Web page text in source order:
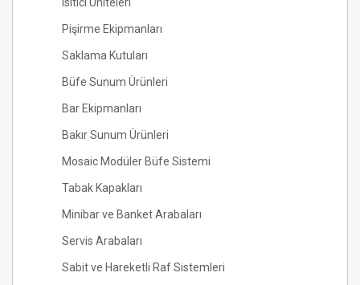
Isıtıcı Üniteleri
Pişirme Ekipmanları
Saklama Kutuları
Büfe Sunum Ürünleri
Bar Ekipmanları
Bakır Sunum Ürünleri
Mosaic Modüler Büfe Sistemi
Tabak Kapakları
Minibar ve Banket Arabaları
Servis Arabaları
Sabit ve Hareketli Raf Sistemleri